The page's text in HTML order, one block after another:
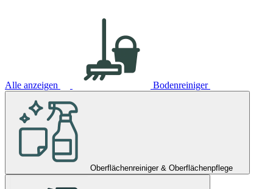
Alle anzeigen Bodenreiniger
Oberflächenreiniger & Oberflächenpflege